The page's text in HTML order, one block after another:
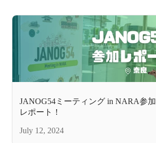
JANOG54ミーティング in NARA参加
レポート！
July 12, 2024